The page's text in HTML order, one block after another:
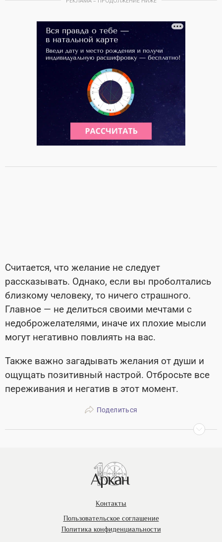
Считается, что желание не следует
рассказывать. Однако, если вы проболтались
близкому человеку, то ничего страшного.
Главное — не делиться своими мечтами с
недоброжелателями, иначе их плохие мысли
могут негативно повлиять на вас.
Также важно загадывать желания от души и
ощущать позитивный настрой. Отбросьте все
переживания и негатив в этот момент.
Поделиться
Контакты
Пользовательское соглашение
Политика конфиденциальности